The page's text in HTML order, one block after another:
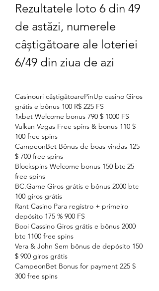
Rezultatele loto 6 din 49
de astăzi, numerele
câștigătoare ale loteriei
6/49 din ziua de azi
Casinouri câștigătoarePinUp casino Giros
grátis e bônus 100 R$ 225 FS
1xbet Welcome bonus 790 $ 1000 FS
Vulkan Vegas Free spins & bonus 110 $
100 free spins
CampeonBet Bônus de boas-vindas 125
$ 700 free spins
Blockspins Welcome bonus 150 btc 25
free spins
BC.Game Giros grátis e bônus 2000 btc
100 giros grátis
Rant Casino Para registro + primeiro
depósito 175 % 900 FS
Booi Cassino Giros grátis e bônus 2000
btc 1100 free spins
Vera & John Sem bônus de depósito 150
$ 900 giros grátis
CampeonBet Bonus for payment 225 $
300 free spins